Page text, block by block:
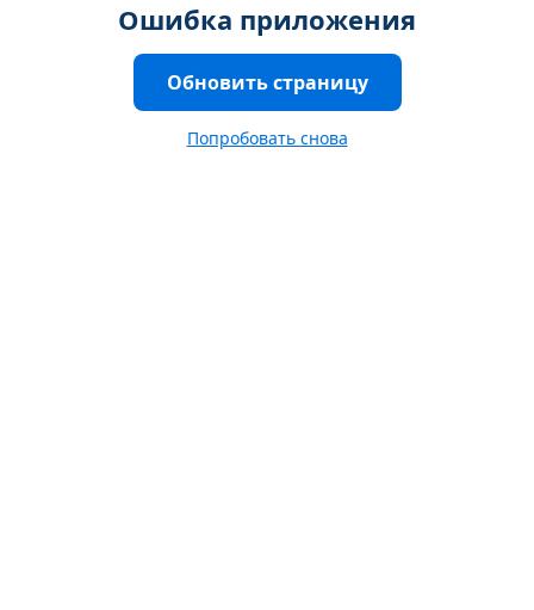
Ошибка приложения
Обновить страницу
Попробовать снова